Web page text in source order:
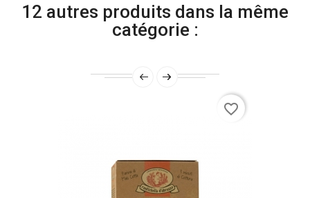
12 autres produits dans la même
catégorie :
favorite_border